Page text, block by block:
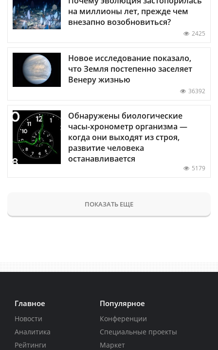
на миллионы лет, прежде чем
внезапно возобновиться?
2425
Новое исследование показало,
что Земля постепенно заселяет
Венеру жизнью
36392
Обнаружены биологические
часы-хронометр организма —
когда они выходят из строя,
развитие человека
останавливается
5179
ПОКАЗАТЬ ЕЩЕ
Главное
Новости
Аналитика
Рейтинги
Популярное
Конференции
Специальные проекты
Маркет